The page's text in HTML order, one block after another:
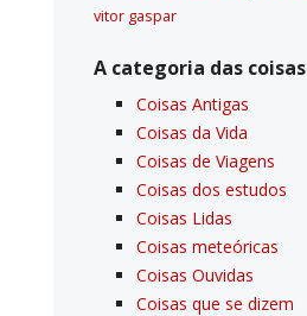
vitor gaspar
A categoria das coisas
Coisas Antigas
Coisas da Vida
Coisas de Viagens
Coisas dos estudos
Coisas Lidas
Coisas meteóricas
Coisas Ouvidas
Coisas que se dizem